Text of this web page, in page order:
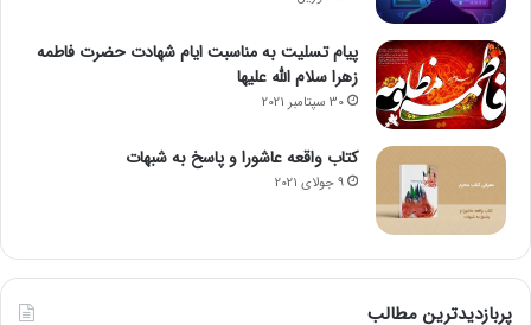
پیام تسلیت به مناسبت ایام شهادت حضرت فاطمه
زهرا سلام الله علیها
30 سپتامبر 2021
کتاب واقعه عاشورا و پاسخ به شبهات
9 جولای 2021
پربازدیدترین مطالب